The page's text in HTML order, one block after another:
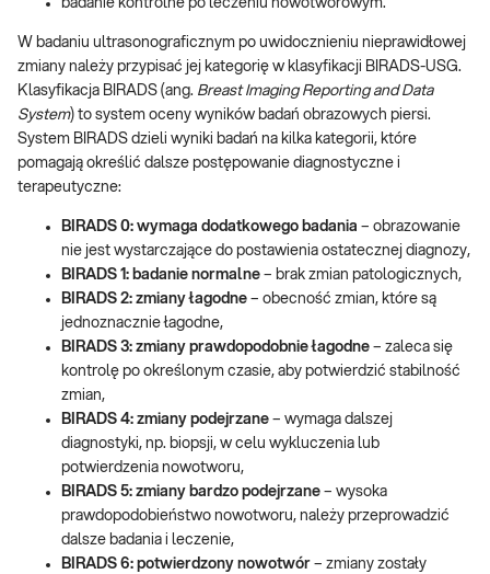
W badaniu ultrasonograficznym po uwidocznieniu nieprawidłowej
zmiany należy przypisać jej kategorię w klasyfikacji BIRADS-USG.
Klasyfikacja BIRADS (ang. Breast Imaging Reporting and Data
System) to system oceny wyników badań obrazowych piersi.
System BIRADS dzieli wyniki badań na kilka kategorii, które
pomagają określić dalsze postępowanie diagnostyczne i
terapeutyczne:
BIRADS 0: wymaga dodatkowego badania – obrazowanie
nie jest wystarczające do postawienia ostatecznej diagnozy,
BIRADS 1: badanie normalne – brak zmian patologicznych,
BIRADS 2: zmiany łagodne – obecność zmian, które są
jednoznacznie łagodne,
BIRADS 3: zmiany prawdopodobnie łagodne – zaleca się
kontrolę po określonym czasie, aby potwierdzić stabilność
zmian,
BIRADS 4: zmiany podejrzane – wymaga dalszej
diagnostyki, np. biopsji, w celu wykluczenia lub
potwierdzenia nowotworu,
BIRADS 5: zmiany bardzo podejrzane – wysoka
prawdopodobieństwo nowotworu, należy przeprowadzić
dalsze badania i leczenie,
BIRADS 6: potwierdzony nowotwór – zmiany zostały